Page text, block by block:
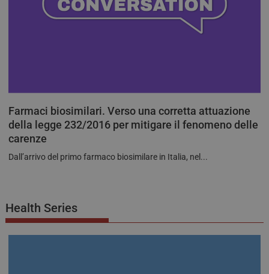
Farmaci biosimilari. Verso una corretta attuazione
della legge 232/2016 per mitigare il fenomeno delle
carenze
Dall’arrivo del primo farmaco biosimilare in Italia, nel...
Health Series